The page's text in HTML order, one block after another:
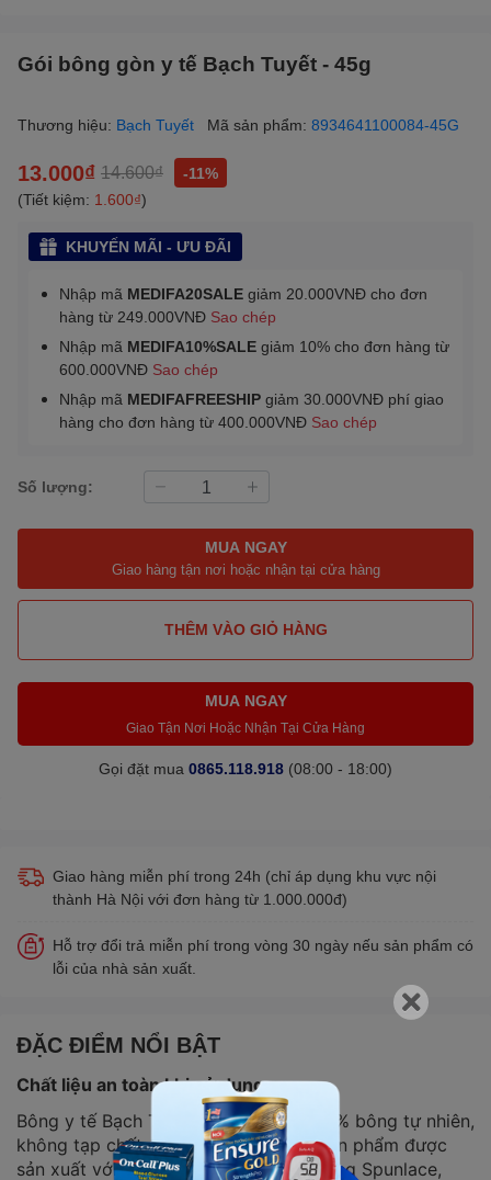
Gói bông gòn y tế Bạch Tuyết - 45g
Thương hiệu: Bạch Tuyết Mã sản phẩm: 8934641100084-45G
13.000₫ 14.600₫
-11%
(Tiết kiệm: 1.600₫)
KHUYẾN MÃI - ƯU ĐÃI
Nhập mã MEDIFA20SALE giảm 20.000VNĐ cho đơn
hàng từ 249.000VNĐ Sao chép
Nhập mã MEDIFA10%SALE giảm 10% cho đơn hàng từ
600.000VNĐ Sao chép
Nhập mã MEDIFAFREESHIP giảm 30.000VNĐ phí giao
hàng cho đơn hàng từ 400.000VNĐ Sao chép
Số lượng:
MUA NGAY
Giao hàng tận nơi hoặc nhận tại cửa hàng
THÊM VÀO GIỎ HÀNG
MUA NGAY
Giao Tận Nơi Hoặc Nhận Tại Cửa Hàng
Gọi đặt mua 0865.118.918 (08:00 - 18:00)
Giao hàng miễn phí trong 24h (chỉ áp dụng khu vực nội
thành Hà Nội với đơn hàng từ 1.000.000đ)
Hỗ trợ đổi trả miễn phí trong vòng 30 ngày nếu sản phẩm có
lỗi của nhà sản xuất.
ĐẶC ĐIỂM NỔI BẬT
Chất liệu an toàn khi sử dụng
Bông y tế Bạch Tuyết được làm từ 100% bông tự nhiên,
không tạp chất và không polyester. Sản phẩm được
sản xuất với công nghệ xử lý màng bông Spunlace,